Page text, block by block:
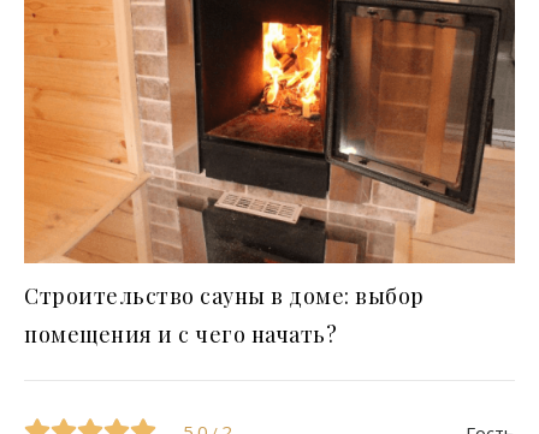
Строительство сауны в доме: выбор
помещения и с чего начать?